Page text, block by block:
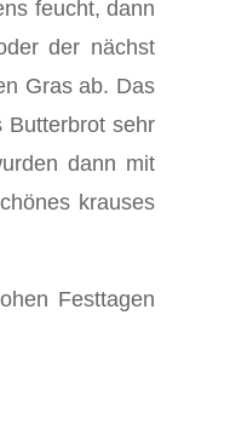
feucht, dann
der nächst
Gras ab. Das
Butterbrot sehr
dann mit
krauses
Festtagen